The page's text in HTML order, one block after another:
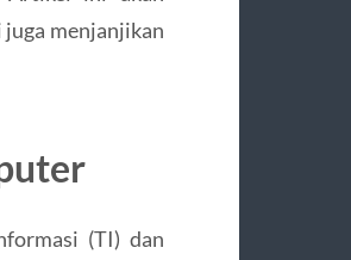
menjanjikan
(TI) dan